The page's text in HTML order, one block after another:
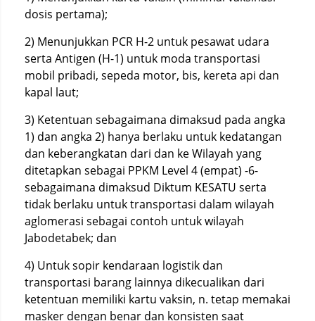
dosis pertama);
2) Menunjukkan PCR H-2 untuk pesawat udara
serta Antigen (H-1) untuk moda transportasi
mobil pribadi, sepeda motor, bis, kereta api dan
kapal laut;
3) Ketentuan sebagaimana dimaksud pada angka
1) dan angka 2) hanya berlaku untuk kedatangan
dan keberangkatan dari dan ke Wilayah yang
ditetapkan sebagai PPKM Level 4 (empat) -6-
sebagaimana dimaksud Diktum KESATU serta
tidak berlaku untuk transportasi dalam wilayah
aglomerasi sebagai contoh untuk wilayah
Jabodetabek; dan
4) Untuk sopir kendaraan logistik dan
transportasi barang lainnya dikecualikan dari
ketentuan memiliki kartu vaksin, n. tetap memakai
masker dengan benar dan konsisten saat